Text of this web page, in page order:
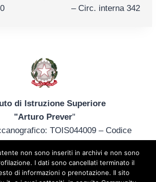
– Circ. interna 342
di Istruzione Superiore
"Arturo Prever"
TOIS044009 – Codice
– tois044009@istruzione.it –
prever@prever.edu.it
non sono inseriti in archivi e non sono
I dati sono cancellati terminato il
di informazioni o prenotazione. Il sito